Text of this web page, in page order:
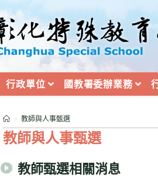
行政單位 國教署委辦業務
教師與人事甄選
> 教師與人事甄選
教師甄選相關消息